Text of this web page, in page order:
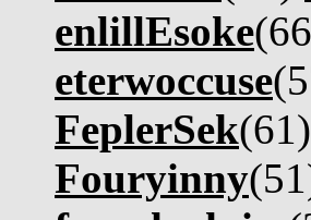
enlillEsoke
eterwoccuse
FeplerSek(61)
Fouryinny